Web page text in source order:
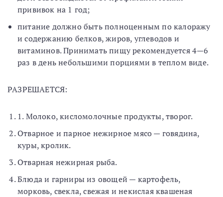
прививок на 1 год;
питание должно быть полноценным по калоражу
и содержанию белков, жиров, углеводов и
витаминов. Принимать пищу рекомендуется 4—6
раз в день небольшими порциями в теплом виде.
РАЗРЕШАЕТСЯ:
1. Молоко, кисломолочные продукты, творог.
Отварное и парное нежирное мясо — говядина,
куры, кролик.
Отварная нежирная рыба.
Блюда и гарниры из овощей — картофель,
морковь, свекла, свежая и некислая квашеная